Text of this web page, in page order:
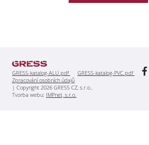
GRESS-katalog-ALU.pdf GRESS-katalog-PVC.pdf
Zpracování osobních údajů
| Copyright 2026 GRESS CZ, s.r.o.,
Tvorba webu: IMPnet, s.r.o.